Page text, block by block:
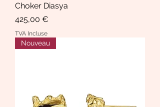
Choker Diasya
Prix
425,00 €
TVA Incluse
Nouveau